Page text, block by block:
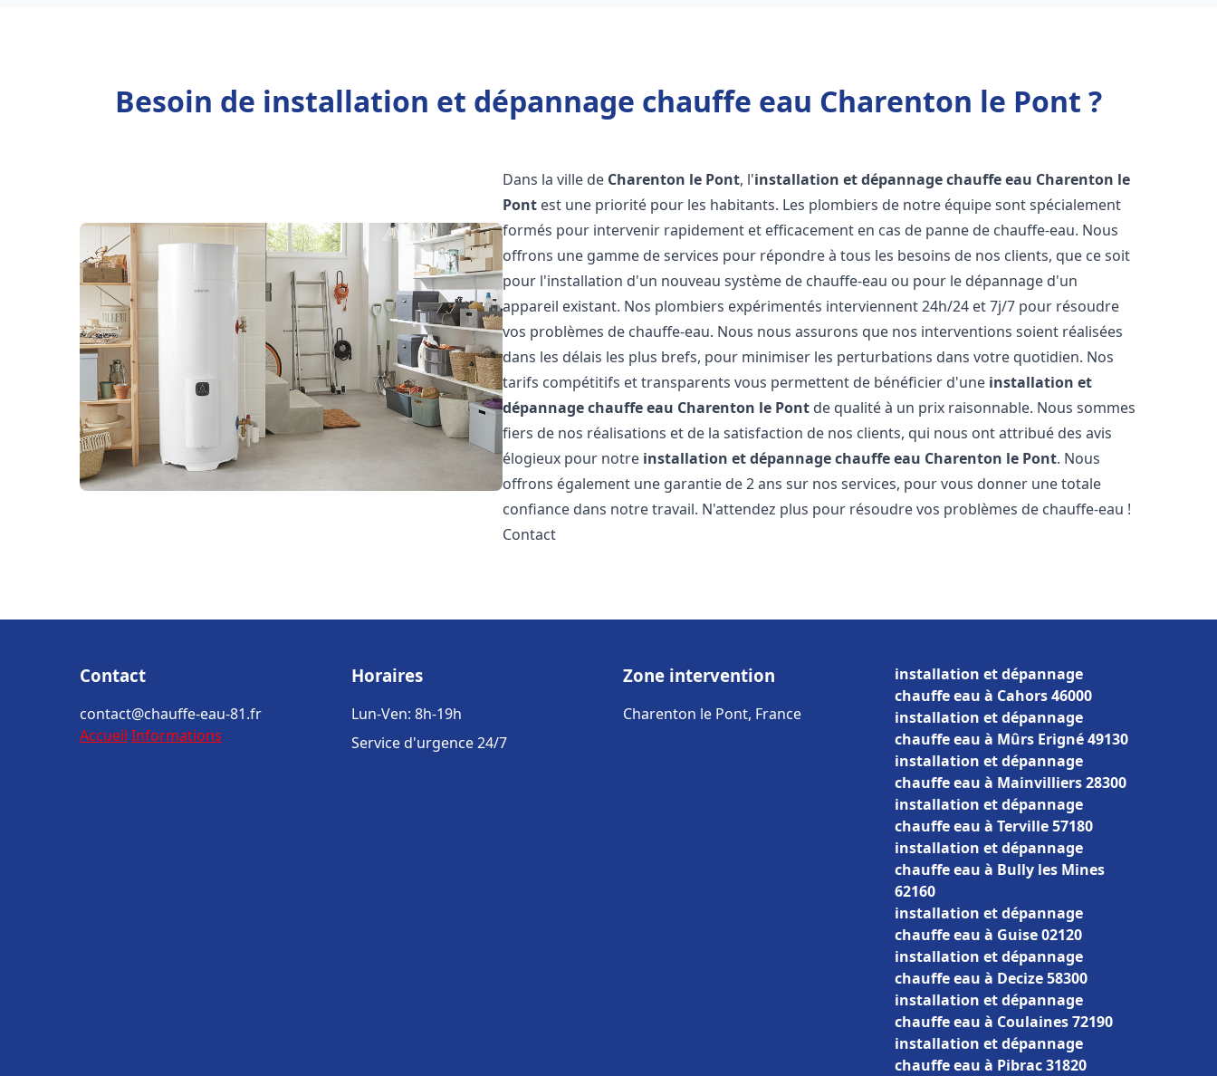
Besoin de installation et dépannage chauffe eau Charenton le Pont ?
Dans la ville de Charenton le Pont, l'installation et dépannage chauffe eau Charenton le
Pont est une priorité pour les habitants. Les plombiers de notre équipe sont spécialement
formés pour intervenir rapidement et efficacement en cas de panne de chauffe-eau. Nous
offrons une gamme de services pour répondre à tous les besoins de nos clients, que ce soit
pour l'installation d'un nouveau système de chauffe-eau ou pour le dépannage d'un
appareil existant. Nos plombiers expérimentés interviennent 24h/24 et 7j/7 pour résoudre
vos problèmes de chauffe-eau. Nous nous assurons que nos interventions soient réalisées
dans les délais les plus brefs, pour minimiser les perturbations dans votre quotidien. Nos
tarifs compétitifs et transparents vous permettent de bénéficier d'une installation et
dépannage chauffe eau Charenton le Pont de qualité à un prix raisonnable. Nous sommes
fiers de nos réalisations et de la satisfaction de nos clients, qui nous ont attribué des avis
élogieux pour notre installation et dépannage chauffe eau Charenton le Pont. Nous
offrons également une garantie de 2 ans sur nos services, pour vous donner une totale
confiance dans notre travail. N'attendez plus pour résoudre vos problèmes de chauffe-eau !
Contact
Contact
contact@chauffe-eau-81.fr
Accueil Informations
Horaires
Lun-Ven: 8h-19h
Service d'urgence 24/7
Zone intervention
Charenton le Pont, France
installation et dépannage
chauffe eau à Cahors 46000
installation et dépannage
chauffe eau à Mûrs Erigné 49130
installation et dépannage
chauffe eau à Mainvilliers 28300
installation et dépannage
chauffe eau à Terville 57180
installation et dépannage
chauffe eau à Bully les Mines
62160
installation et dépannage
chauffe eau à Guise 02120
installation et dépannage
chauffe eau à Decize 58300
installation et dépannage
chauffe eau à Coulaines 72190
installation et dépannage
chauffe eau à Pibrac 31820